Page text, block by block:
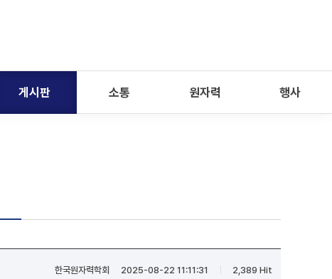
게시판 소통 원자력 행사
한국원자력학회| 2025-08-22 11:11:31 2,389 Hit